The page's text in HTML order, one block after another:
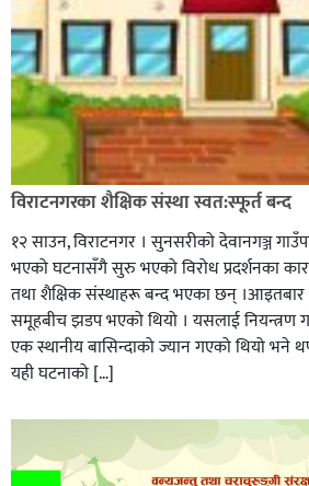
विराटनगरका शैक्षिक संस्था स्वत:स्फूर्त बन्द
१२ साउन, विराटनगर । सुनसरीको देवानगञ्ज
भएको घटनासँगै सुरु भएको विरोध प्रदर्शनका
तथा शैक्षिक संस्थाहरू बन्द भएका छन् ।आइतबार
समूहबीच झडप भएको थियो । यसलाई नियन्त्रण
एक स्थानीय बासिन्दाको ज्यान गएको थियो भने
यही घटनाको […]